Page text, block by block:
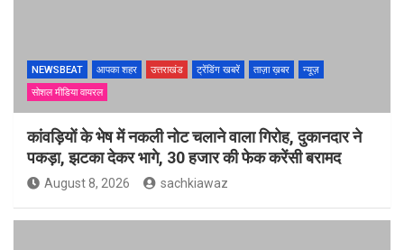
NEWSBEAT आपका शहर उत्तराखंड ट्रेंडिंग खबरें ताज़ा ख़बर
न्यूज़
सोशल मीडिया वायरल
कांवड़ियों के भेष में नकली नोट चलाने वाला गिरोह, दुकानदार ने
पकड़ा, झटका देकर भागे, 30 हजार की फेक करेंसी बरामद
August 8, 2026 sachkiawaz